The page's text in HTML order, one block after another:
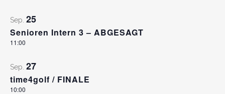
Sep. 25
Senioren Intern 3 – ABGESAGT
11:00
Sep. 27
time4golf / FINALE
10:00